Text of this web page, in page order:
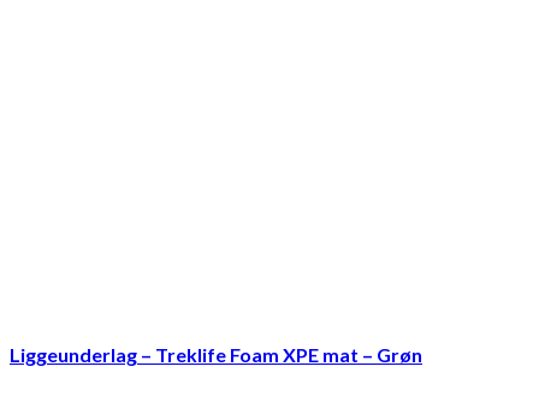
Liggeunderlag – Treklife Foam XPE mat – Grøn